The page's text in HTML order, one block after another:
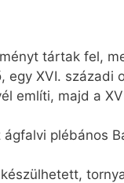
tártak fel,
XVI. századi
említi, majd a
plébános